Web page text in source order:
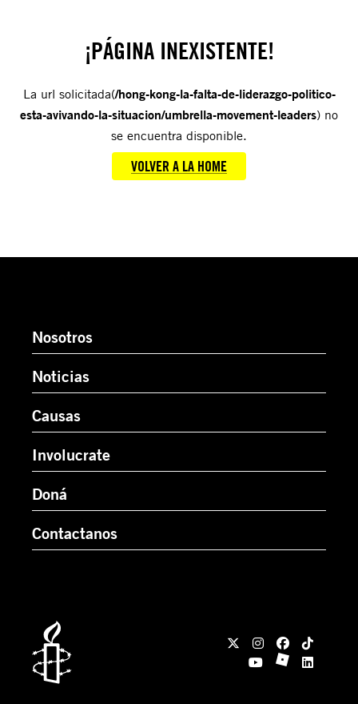
¡PÁGINA INEXISTENTE!
La url solicitada(/hong-kong-la-falta-de-liderazgo-politico-
esta-avivando-la-situacion/umbrella-movement-leaders) no
se encuentra disponible.
VOLVER A LA HOME
Nosotros
Noticias
Causas
Involucrate
Doná
Contactanos